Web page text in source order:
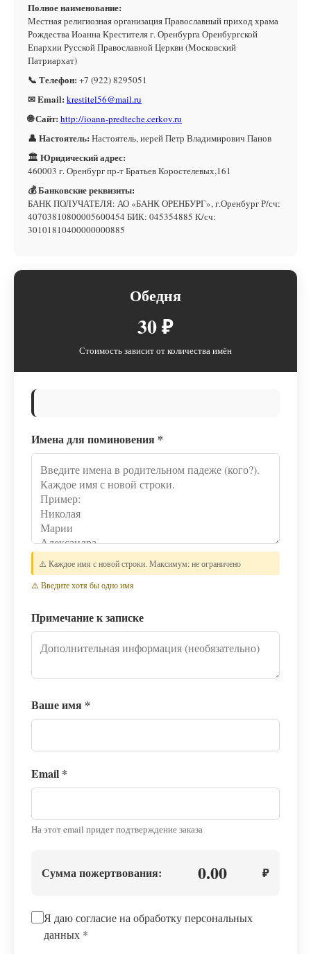
Полное наименование:
Местная религиозная организация Православный приход храма
Рождества Иоанна Крестителя г. Оренбурга Оренбургской
Епархии Русской Православной Церкви (Московский
Патриархат)
📞 Телефон: +7 (922) 8295051
✉ Email: krestitel56@mail.ru
🌐 Сайт: http://ioann-predteche.cerkov.ru
👤 Настоятель: Настоятель, иерей Петр Владимирович Панов
🏛 Юридический адрес:
460003 г. Оренбург пр-т Братьев Коростелевых,161
💰 Банковские реквизиты:
БАНК ПОЛУЧАТЕЛЯ: АО «БАНК ОРЕНБУРГ», г.Оренбург Р/сч:
40703810800005600454 БИК: 045354885 К/сч:
30101810400000000885
Обедня
30 ₽
Стоимость зависит от количества имён
Имена для поминовения *
⚠️ Каждое имя с новой строки. Максимум: не ограничено
⚠️ Введите хотя бы одно имя
Примечание к записке
Ваше имя *
Email *
На этот email придет подтверждение заказа
Сумма пожертвования: 0.00 ₽
Я даю согласие на обработку персональных
данных *